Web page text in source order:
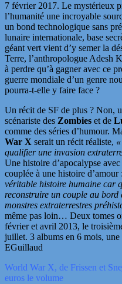
7 février 2017. Le mystérieux
l’humanité une incroyable
un bond technologique sans
lunaire internationale, base
géant vert vient d’y semer la
Terre, l’anthropologue Adesh
à perdre qu’à gagner avec ce
guerre mondiale d’un genre
pourra-t-elle y faire face ?
Un récit de SF de plus ? Non,
scénariste des Zombies et de
comme des séries d’humour.
War X serait un récit réaliste,
qualifier une invasion
Une histoire d’apocalypse
couplée à une histoire d’amour :
véritable histoire humaine car
reconstruire un couple au
monstres extraterrestres
même pas loin… Deux tomes
février et avril 2013, le
juillet. 3 albums en 6 mois,
EGuillaud
World War X, de Frissen et
euros le volume